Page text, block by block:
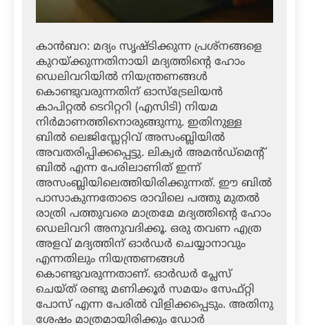
കാന്‍ബറ: മദ്യം സൃഷ്ടിക്കുന്ന പ്രശ്‌നങ്ങളെ
കുറയ്ക്കുന്നതിനായി മദ്യത്തിന്റെ ഹോം
ഡെലിവറിയില്‍ നിയന്ത്രണങ്ങള്‍
കൊണ്ടുവരുന്നതിന് ഓസ്‌ട്രേലിയന്‍
കാപിറ്റല്‍ ടെറിറ്ററി (എസിടി) നിയമ
നിര്‍മാണത്തിനൊരുങ്ങുന്നു. ഇതിനുള്ള
ബില്‍ ലെജിസ്ലേറ്റിവ് അസംബ്ലിയില്‍
അവതരിപ്പിക്കപ്പെട്ടു. ലിക്വര്‍ അമന്‍ഡ്‌മെന്റ്
ബില്‍ എന്ന പേരിലാണിത് ഇന്ന്
അസംബ്ലിയിലെത്തിയിരിക്കുന്നത്. ഈ ബില്‍
പാസാകുന്നതോടെ രാവിലെ പത്തു മുതല്‍
രാത്രി പത്തുവരെ മാത്രമേ മദ്യത്തിന്റെ ഹോം
ഡെലിവറി അനുവദിക്കൂ. ഒരു തവണ എത്ര
അളവ് മദ്യത്തിന് ഓര്‍ഡര്‍ ചെയ്യാനാവും
എന്നതിലും നിയന്ത്രണങ്ങള്‍
കൊണ്ടുവരുന്നതാണ്. ഓര്‍ഡര്‍ പ്ലേസ്
ചെയ്ത് രണ്ടു മണിക്കൂര്‍ സമയം സേഫ്റ്റി
പോസ് എന്ന പേരില്‍ വിളിക്കപ്പെടും. അതിനു
ശേഷം മാത്രമായിരിക്കും ഡോര്‍